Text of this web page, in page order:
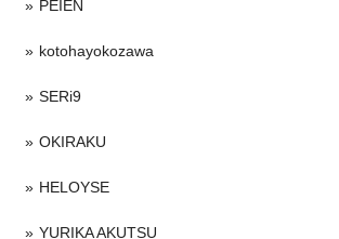
PEIEN
kotohayokozawa
SERi9
OKIRAKU
HELOYSE
YURIKA AKUTSU